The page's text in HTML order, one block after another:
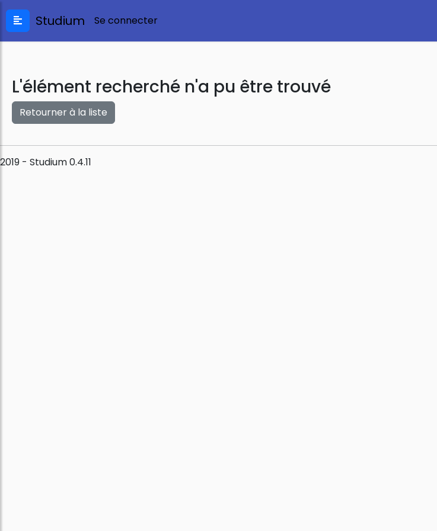
Studium Se connecter
L'élément recherché n'a pu être trouvé
Retourner à la liste
2019 - Studium 0.4.11